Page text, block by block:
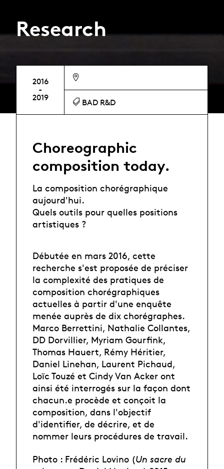
Research
2016
-
2019
BAD R&D
Choreographic
composition today.
La composition chorégraphique
aujourd'hui.
Quels outils pour quelles positions
artistiques ?
Débutée en mars 2016, cette
recherche s'est proposée de préciser
la complexité des pratiques de
composition chorégraphiques
actuelles à partir d'une enquête
menée auprès de dix chorégraphes.
Marco Berrettini, Nathalie Collantes,
DD Dorvillier, Myriam Gourfink,
Thomas Hauert, Rémy Héritier,
Daniel Linehan, Laurent Pichaud,
Loïc Touzé et Cindy Van Acker ont
ainsi été interrogés sur la façon dont
chacun.e procède et conçoit la
composition, dans l'objectif
d'identifier, de décrire, et de
nommer leurs procédures de travail.
Photo : Frédéric Lovino (Un sacre du